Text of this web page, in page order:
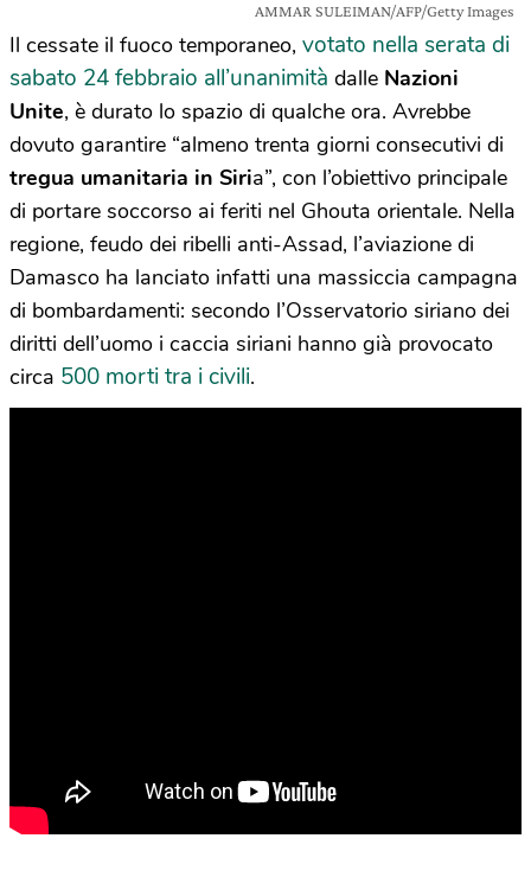
AMMAR SULEIMAN/AFP/Getty Images
Il cessate il fuoco temporaneo, votato nella serata di
sabato 24 febbraio all’unanimità dalle Nazioni
Unite, è durato lo spazio di qualche ora. Avrebbe
dovuto garantire “almeno trenta giorni consecutivi di
tregua umanitaria in Siria”, con l’obiettivo principale
di portare soccorso ai feriti nel Ghouta orientale. Nella
regione, feudo dei ribelli anti-Assad, l’aviazione di
Damasco ha lanciato infatti una massiccia campagna
di bombardamenti: secondo l’Osservatorio siriano dei
diritti dell’uomo i caccia siriani hanno già provocato
circa 500 morti tra i civili.